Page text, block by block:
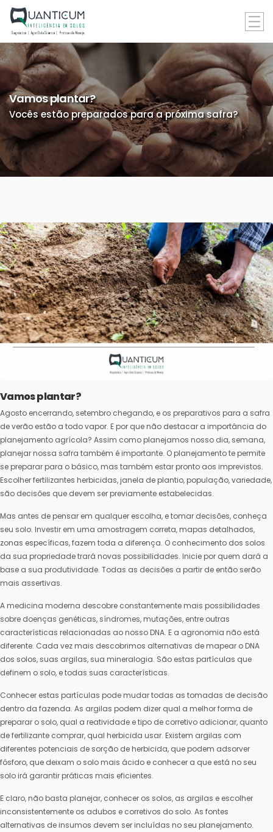
Vamos plantar?
Vocês estão preparados para a próxima safra?
Vamos plantar?
Agosto encerrando, setembro chegando, e os preparativos para a safra
de verão estão a todo vapor. E por que não destacar a importância do
planejamento agrícola? Assim como planejamos nosso dia, semana,
planejar nossa safra também é importante. O planejamento te permite
se preparar para o básico, mas também estar pronto aos imprevistos.
Escolher fertilizantes herbicidas, janela de plantio, população, variedade,
são decisões que devem ser previamente estabelecidas.
Mas antes de pensar em qualquer escolha, e tomar decisões, conheça
seu solo. Investir em uma amostragem correta, mapas detalhados,
zonas específicas, fazem toda a diferença. O conhecimento dos solos
da sua propriedade trará novas possibilidades. Inicie por quem dará a
base a sua produtividade. Todas as decisões a partir de então serão
mais assertivas.
A medicina moderna descobre constantemente mais possibilidades
sobre doenças genéticas, síndromes, mutações, entre outras
características relacionadas ao nosso DNA. E a agronomia não está
diferente. Cada vez mais descobrimos alternativas de mapear o DNA
dos solos, suas argilas, sua mineralogia. São estas partículas que
definem o solo, e todas suas características.
Conhecer estas partículas pode mudar todas as tomadas de decisão
dentro da fazenda. As argilas podem dizer qual a melhor forma de
preparar o solo, qual a reatividade e tipo de corretivo adicionar, quanto
de fertilizante comprar, qual herbicida usar. Existem argilas com
diferentes potenciais de sorção de herbicida, que podem adsorver
fósforo, que deixam o solo mais ácido e conhecer a que está no seu
solo irá garantir práticas mais eficientes.
E claro, não basta planejar, conhecer os solos, as argilas e escolher
inconsistentemente os adubos e corretivos do solo. As fontes
alternativas de insumos devem ser incluídas no seu planejamento.